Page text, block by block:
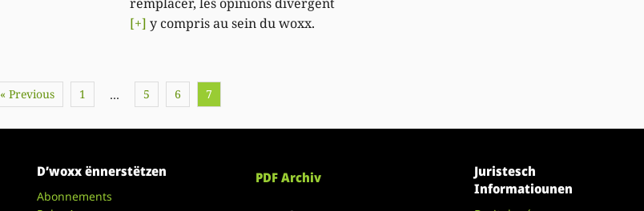
[+] y compris au sein du woxx.
« Previous 1 … 5 6 7
D’woxx ënnerstëtzen
Abonnements
PDF Archiv
Juristesch
Informatiounen